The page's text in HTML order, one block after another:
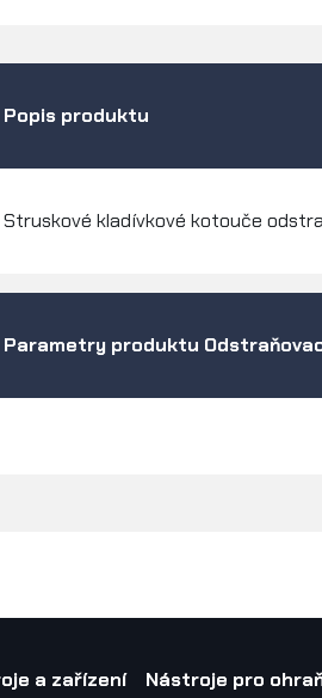
Popis produktu
Struskové kladívkové kotouče
Parametry produktu
a zařízení Nástroje pro